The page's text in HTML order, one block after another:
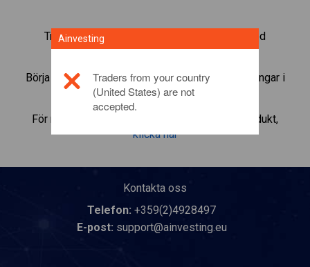
Trada mer än 1 000 internationella fonder med
Ainvestings CFD-tradingplattform.
Börja trada CFD:er iCaltex . Få kurser och utdelningar i
realtid som om du själv ägde fonden.
För mer information om denna investeringsprodukt,
klicka här
Kontakta oss
Telefon: +359(2)4928497
E-post: support@ainvesting.eu
Ainvesting
Traders from your country
(United States) are not
accepted.